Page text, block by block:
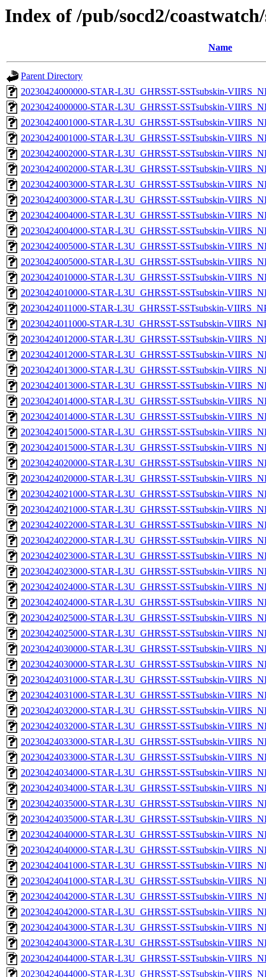
Index of /pub/socd2/
Name
Parent Directory
20230424000000-STAR-L3U_GHRSST-SSTsubskin-
20230424000000-STAR-L3U_GHRSST-SSTsubskin-
20230424001000-STAR-L3U_GHRSST-SSTsubskin-
20230424001000-STAR-L3U_GHRSST-SSTsubskin-
20230424002000-STAR-L3U_GHRSST-SSTsubskin-
20230424002000-STAR-L3U_GHRSST-SSTsubskin-
20230424003000-STAR-L3U_GHRSST-SSTsubskin-
20230424003000-STAR-L3U_GHRSST-SSTsubskin-
20230424004000-STAR-L3U_GHRSST-SSTsubskin-
20230424004000-STAR-L3U_GHRSST-SSTsubskin-
20230424005000-STAR-L3U_GHRSST-SSTsubskin-
20230424005000-STAR-L3U_GHRSST-SSTsubskin-
20230424010000-STAR-L3U_GHRSST-SSTsubskin-
20230424010000-STAR-L3U_GHRSST-SSTsubskin-
20230424011000-STAR-L3U_GHRSST-SSTsubskin-
20230424011000-STAR-L3U_GHRSST-SSTsubskin-
20230424012000-STAR-L3U_GHRSST-SSTsubskin-
20230424012000-STAR-L3U_GHRSST-SSTsubskin-
20230424013000-STAR-L3U_GHRSST-SSTsubskin-
20230424013000-STAR-L3U_GHRSST-SSTsubskin-
20230424014000-STAR-L3U_GHRSST-SSTsubskin-
20230424014000-STAR-L3U_GHRSST-SSTsubskin-
20230424015000-STAR-L3U_GHRSST-SSTsubskin-
20230424015000-STAR-L3U_GHRSST-SSTsubskin-
20230424020000-STAR-L3U_GHRSST-SSTsubskin-
20230424020000-STAR-L3U_GHRSST-SSTsubskin-
20230424021000-STAR-L3U_GHRSST-SSTsubskin-
20230424021000-STAR-L3U_GHRSST-SSTsubskin-
20230424022000-STAR-L3U_GHRSST-SSTsubskin-
20230424022000-STAR-L3U_GHRSST-SSTsubskin-
20230424023000-STAR-L3U_GHRSST-SSTsubskin-
20230424023000-STAR-L3U_GHRSST-SSTsubskin-
20230424024000-STAR-L3U_GHRSST-SSTsubskin-
20230424024000-STAR-L3U_GHRSST-SSTsubskin-
20230424025000-STAR-L3U_GHRSST-SSTsubskin-
20230424025000-STAR-L3U_GHRSST-SSTsubskin-
20230424030000-STAR-L3U_GHRSST-SSTsubskin-
20230424030000-STAR-L3U_GHRSST-SSTsubskin-
20230424031000-STAR-L3U_GHRSST-SSTsubskin-
20230424031000-STAR-L3U_GHRSST-SSTsubskin-
20230424032000-STAR-L3U_GHRSST-SSTsubskin-
20230424032000-STAR-L3U_GHRSST-SSTsubskin-
20230424033000-STAR-L3U_GHRSST-SSTsubskin-
20230424033000-STAR-L3U_GHRSST-SSTsubskin-
20230424034000-STAR-L3U_GHRSST-SSTsubskin-
20230424034000-STAR-L3U_GHRSST-SSTsubskin-
20230424035000-STAR-L3U_GHRSST-SSTsubskin-
20230424035000-STAR-L3U_GHRSST-SSTsubskin-
20230424040000-STAR-L3U_GHRSST-SSTsubskin-
20230424040000-STAR-L3U_GHRSST-SSTsubskin-
20230424041000-STAR-L3U_GHRSST-SSTsubskin-
20230424041000-STAR-L3U_GHRSST-SSTsubskin-
20230424042000-STAR-L3U_GHRSST-SSTsubskin-
20230424042000-STAR-L3U_GHRSST-SSTsubskin-
20230424043000-STAR-L3U_GHRSST-SSTsubskin-
20230424043000-STAR-L3U_GHRSST-SSTsubskin-
20230424044000-STAR-L3U_GHRSST-SSTsubskin-
20230424044000-STAR-L3U_GHRSST-SSTsubskin-